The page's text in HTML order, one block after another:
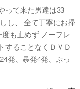
って来た男達は33
し、 全て丁寧にお掃
も止めず ノーフレ
することなくＤＶＤ
発、暴発4発、ぶっ